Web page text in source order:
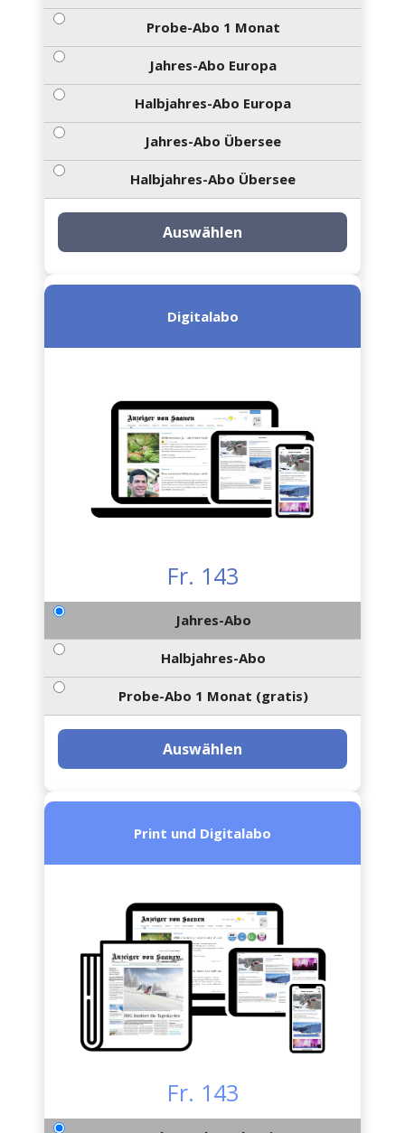
Probe-Abo 1 Monat
Jahres-Abo Europa
Halbjahres-Abo Europa
Jahres-Abo Übersee
Halbjahres-Abo Übersee
Auswählen
Digitalabo
Fr. 143
Jahres-Abo
Halbjahres-Abo
Probe-Abo 1 Monat (gratis)
Auswählen
Print und Digitalabo
Fr. 143